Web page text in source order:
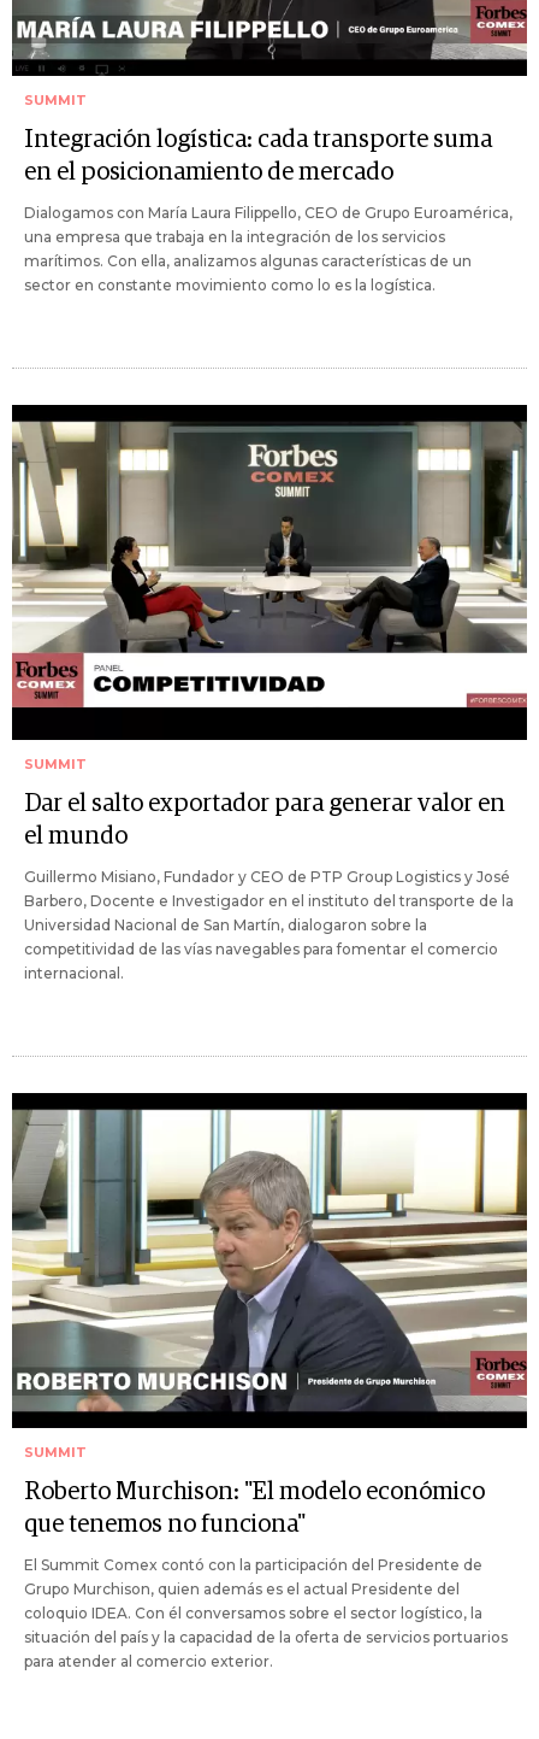
SUMMIT
Integración logística: cada transporte suma
en el posicionamiento de mercado
Dialogamos con María Laura Filippello, CEO de Grupo Euroamérica,
una empresa que trabaja en la integración de los servicios
marítimos. Con ella, analizamos algunas características de un
sector en constante movimiento como lo es la logística.
SUMMIT
Dar el salto exportador para generar valor en
el mundo
Guillermo Misiano, Fundador y CEO de PTP Group Logistics y José
Barbero, Docente e Investigador en el instituto del transporte de la
Universidad Nacional de San Martín, dialogaron sobre la
competitividad de las vías navegables para fomentar el comercio
internacional.
SUMMIT
Roberto Murchison: "El modelo económico
que tenemos no funciona"
El Summit Comex contó con la participación del Presidente de
Grupo Murchison, quien además es el actual Presidente del
coloquio IDEA. Con él conversamos sobre el sector logístico, la
situación del país y la capacidad de la oferta de servicios portuarios
para atender al comercio exterior.